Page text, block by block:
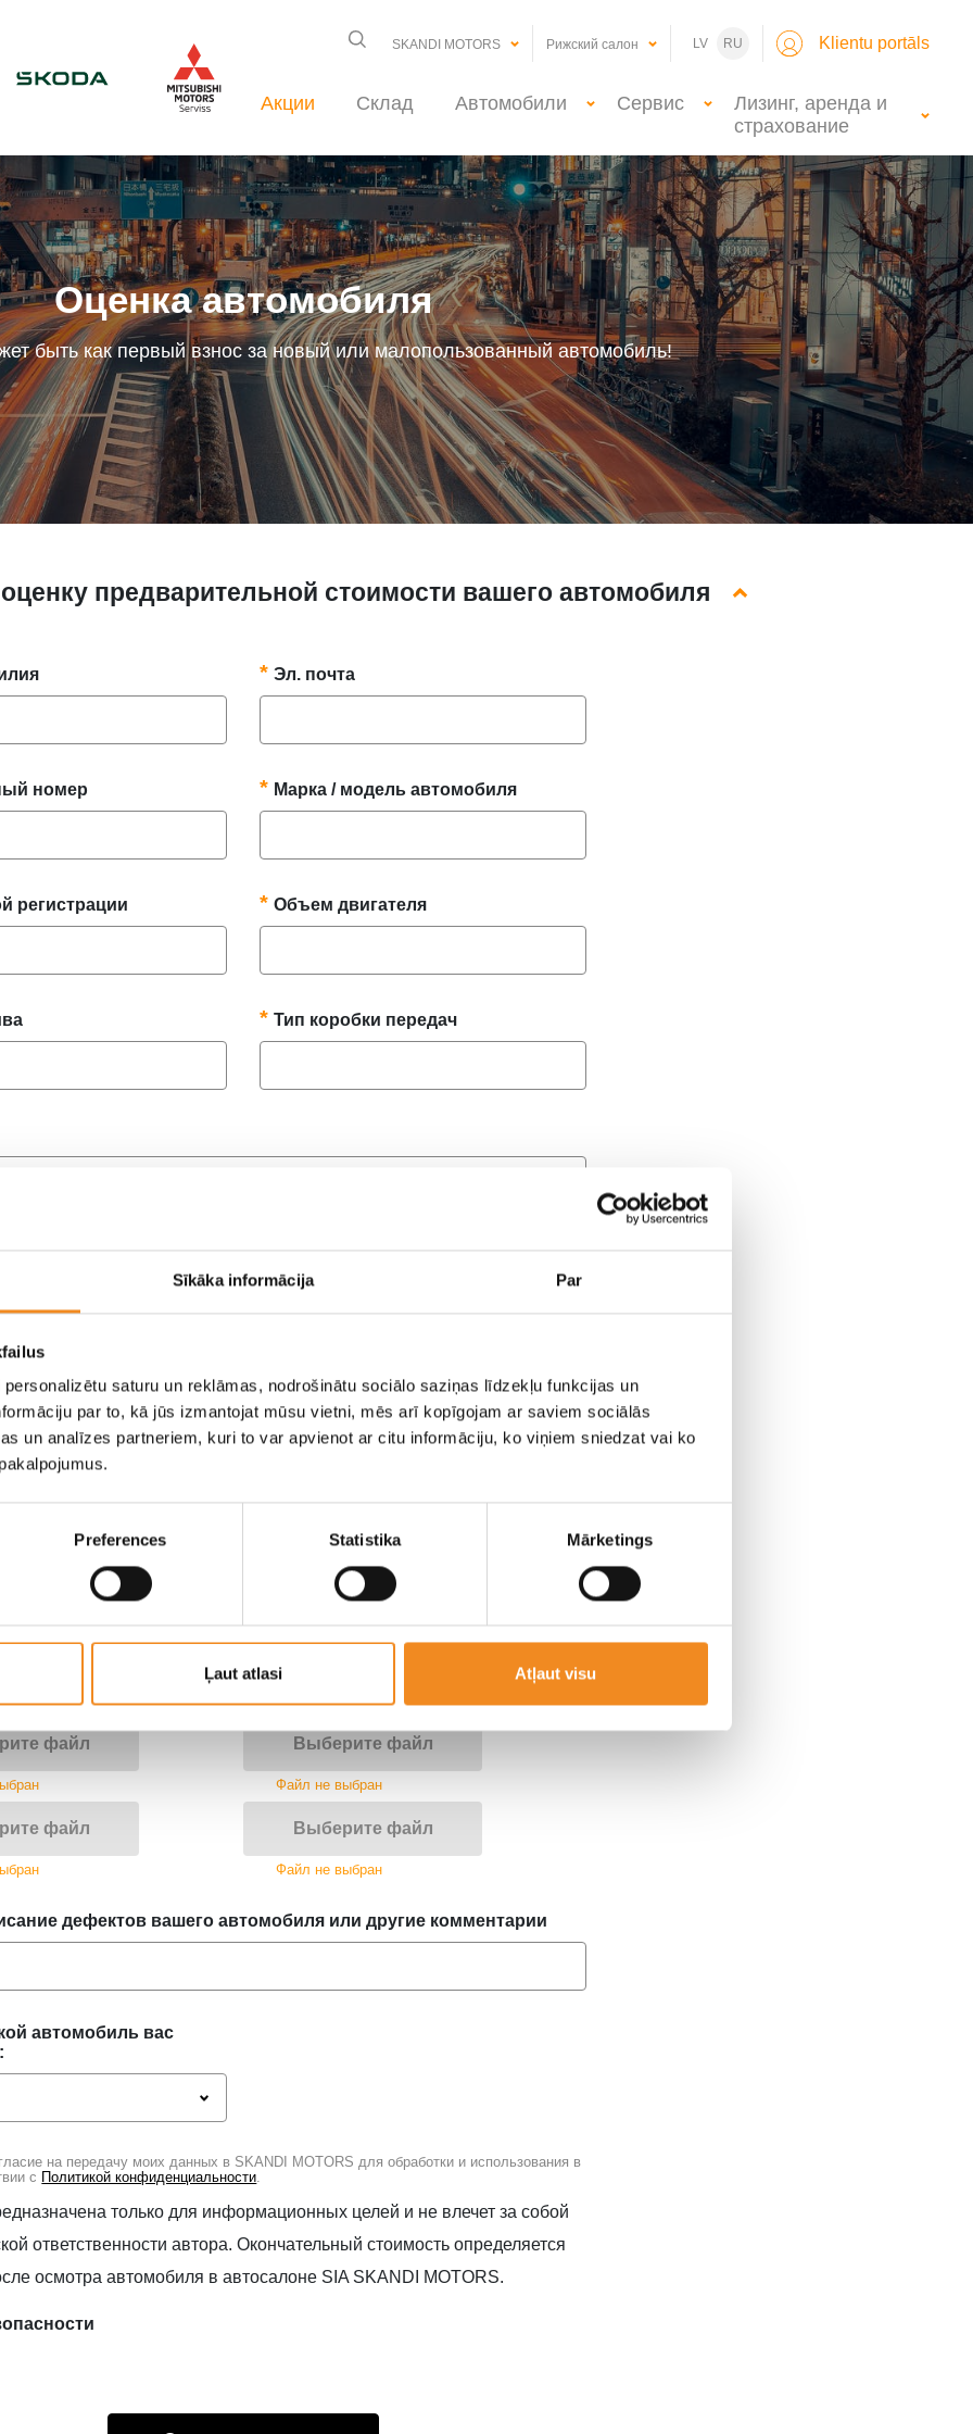
Sīkāka informācija Par
saturu un reklāmas, nodrošinātu sociālo saziņas līdzekļu funkcijas un
par to, kā jūs izmantojat mūsu vietni, mēs arī kopīgojam ar saviem sociālās
un analīzes partneriem, kuri to var apvienot ar citu informāciju, ko viņiem sniedzat vai ko
Preferences Statistika Mārketings
Ļaut atlasi Atļaut visu
SKANDI MOTORS Рижский салон LV RU Klientu portāls
Акции Склад Автомобили Сервис
Лизинг, аренда и
страхование
Оценка автомобиля
быть как первый взнос за новый или малопользованный автомобиль!
оценку предварительной стоимости вашего автомобиля
Эл. почта
номер Марка / модель автомобиля
регистрации Объем двигателя
Тип коробки передач
номер
автомобиля
добавьте как минимум две фотографии экстерьера автомобиля.
файл
Файл не выбран
автомобиля
добавьте как минимум две фотографии салона автомобиля.
файл Выберите файл
Файл не выбран
файл Выберите файл
Файл не выбран
дефектов вашего автомобиля или другие комментарии
автомобиль вас
на передачу моих данных в SKANDI MOTORS для обработки и использования в
с Политикой конфиденциальности.
только для информационных целей и не влечет за собой
ответственности автора. Окончательный стоимость определяется
осмотра автомобиля в автосалоне SIA SKANDI MOTORS.